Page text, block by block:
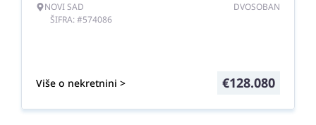
NOVI SAD
ŠIFRA: #574086
DVOSOBAN
Više o nekretnini > €128.080